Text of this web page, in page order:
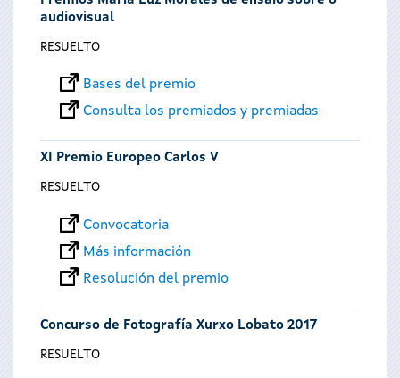
audiovisual
RESUELTO
Bases del premio
Consulta los premiados y premiadas
XI Premio Europeo Carlos V
RESUELTO
Convocatoria
Más información
Resolución del premio
Concurso de Fotografía Xurxo Lobato 2017
RESUELTO